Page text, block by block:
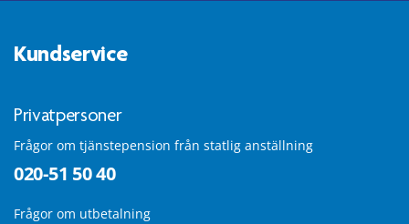
Kundservice
Privatpersoner
Frågor om tjänstepension från statlig anställning
020-51 50 40
Frågor om utbetalning